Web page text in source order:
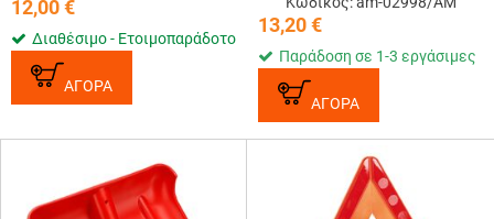
12,00€
Διαθέσιμο - Ετοιμοπαράδοτο
ΑΓΟΡΑ
13,20€
Παράδοση σε 1-3 εργάσιμες
ΑΓΟΡΑ